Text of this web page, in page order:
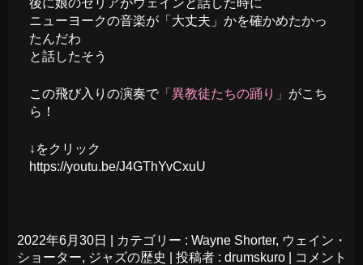
ニューヨークの音楽が「大丈夫」かを確かめたかっ
たんだわ
と話したそう
この飛び入りの演奏で 「異教徒たちの踊り」 がこち
ら！
↓をクリック
https://youtu.be/J4GThYvCxuU
2022年6月30日 カテゴリー : Wayne Shorter, ウェイン・
ショーター, ジャズの歴史 投稿者 : drumskuro
コメント